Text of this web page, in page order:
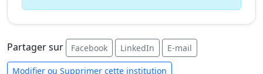
Partager sur Facebook LinkedIn E-mail
Modifier ou Supprimer cette institution